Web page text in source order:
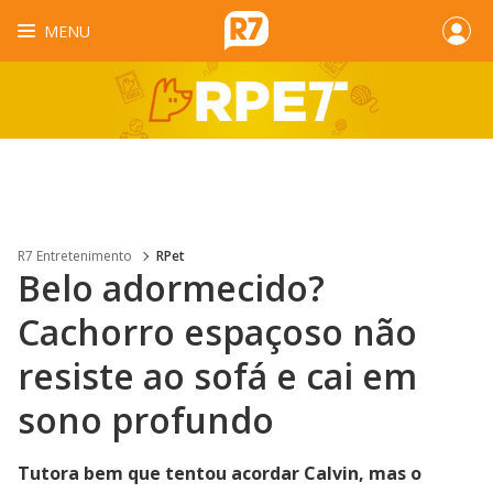
MENU
R7 Entretenimento RPet
Belo adormecido?
Cachorro espaçoso não
resiste ao sofá e cai em
sono profundo
Tutora bem que tentou acordar Calvin, mas o